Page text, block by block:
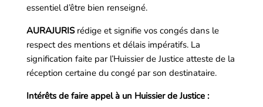
essentiel d’être bien renseigné.
AURAJURIS rédige et signifie vos congés dans le
respect des mentions et délais impératifs. La
signification faite par l’Huissier de Justice atteste de la
réception certaine du congé par son destinataire.
Intérêts de faire appel à un Huissier de Justice :